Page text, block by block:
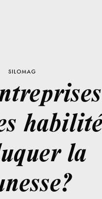
SILOMAG
la